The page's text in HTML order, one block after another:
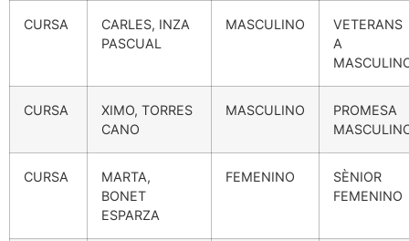
CURSA
CARLES, INZA
PASCUAL
MASCULINO
VETERANS
A
CURSA
XIMO, TORRES
CANO
MASCULINO
PROMESA
CURSA
MARTA,
BONET
ESPARZA
FEMENINO
SÈNIOR
FEMENINO